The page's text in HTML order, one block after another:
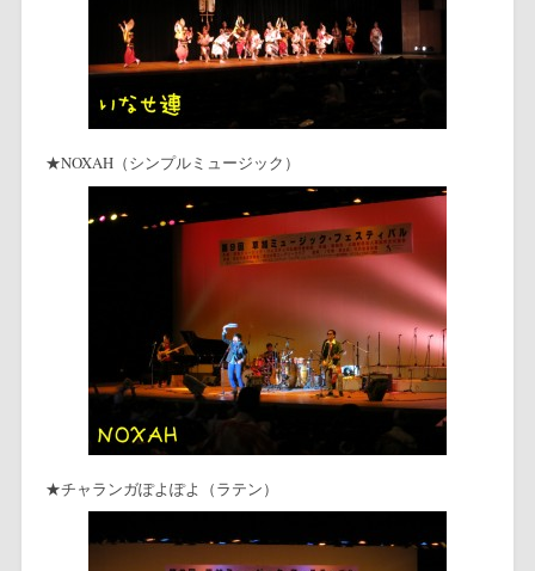
★NOXAH（シンプルミュージック）
★チャランガぽよぽよ（ラテン）